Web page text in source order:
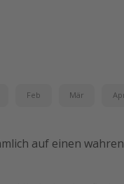
Feb Mär
auf einen